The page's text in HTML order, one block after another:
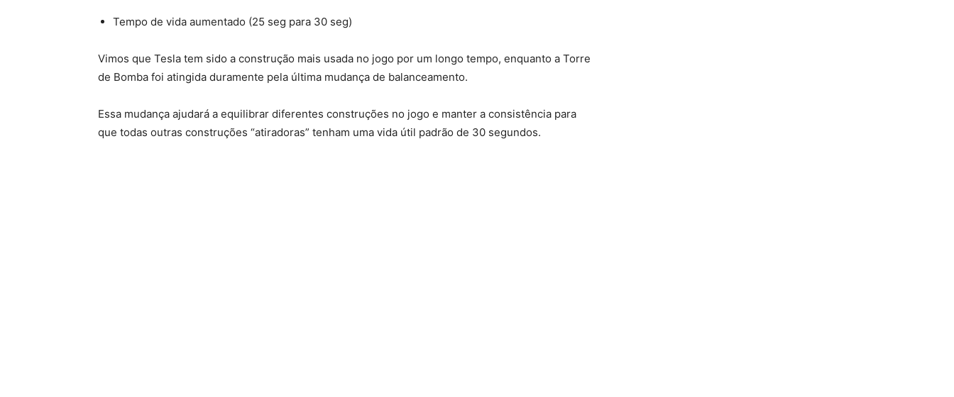
Tempo de vida aumentado (25 seg para 30 seg)
Vimos que Tesla tem sido a construção mais usada no jogo por um longo tempo, enquanto a Torre
de Bomba foi atingida duramente pela última mudança de balanceamento.
Essa mudança ajudará a equilibrar diferentes construções no jogo e manter a consistência para
que todas outras construções “atiradoras” tenham uma vida útil padrão de 30 segundos.